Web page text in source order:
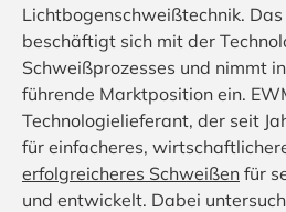
Lichtbogenschweißtechnik.
beschäftigt sich mit der
Schweißprozesses und nimmt
führende Marktposition ein.
Technologielieferant, der seit
für einfacheres,
erfolgreicheres Schweißen für
und entwickelt. Dabei